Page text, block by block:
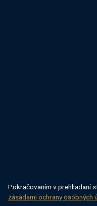
Pokračovaním v prehliadaní
zásadami ochrany osobných